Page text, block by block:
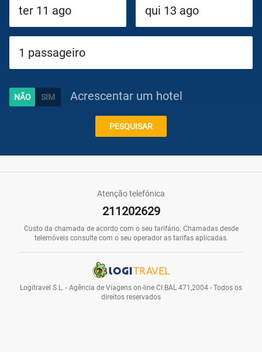
Circuitos
Caraíbas
Acrescentar um hotel
PESQUISAR
Atenção telefónica
211202629
Custo da chamada de acordo com o seu tarifário. Chamadas desde
telemóveis consulte com o seu operador as tarifas aplicadas.
Logitravel S.L. - Agência de Viagens on-line CI.BAL 471,2004 - Todos os
direitos reservados